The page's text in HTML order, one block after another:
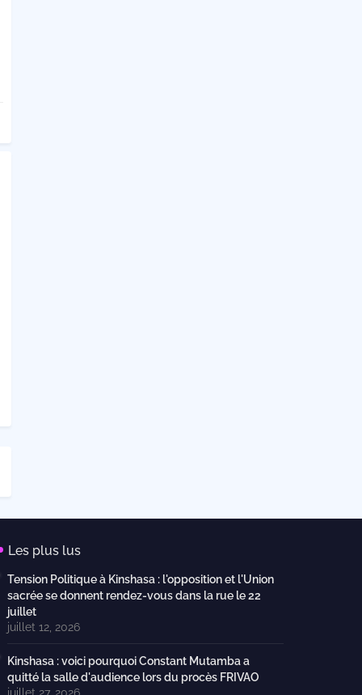
Les plus lus
Tension Politique à Kinshasa : l'opposition et l'Union
sacrée se donnent rendez-vous dans la rue le 22
juillet
juillet 12, 2026
Kinshasa : voici pourquoi Constant Mutamba a
quitté la salle d'audience lors du procès FRIVAO